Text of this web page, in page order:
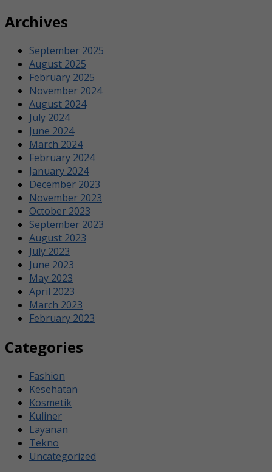
Archives
September 2025
August 2025
February 2025
November 2024
August 2024
July 2024
June 2024
March 2024
February 2024
January 2024
December 2023
November 2023
October 2023
September 2023
August 2023
July 2023
June 2023
May 2023
April 2023
March 2023
February 2023
Categories
Fashion
Kesehatan
Kosmetik
Kuliner
Layanan
Tekno
Uncategorized